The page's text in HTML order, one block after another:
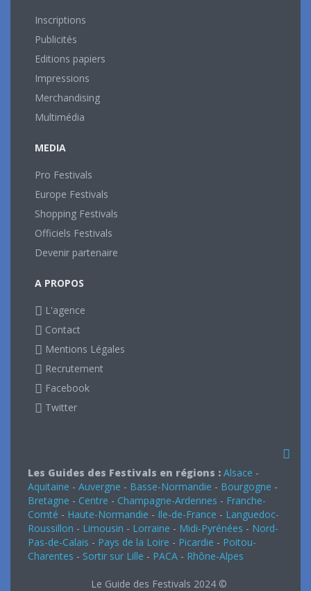
Inscriptions
Publicités
Editions papiers
Impressions
Merchandising
Multimédia
MEDIA
Pro Festivals
Europe Festivals
Shopping Festivals
Officiels Festivals
Devenir partenaire
A PROPOS
L'agence
Contact
Mentions Légales
Recrutement
Facebook
Twitter
Les Guides des Festivals en régions : Alsace -
Aquitaine - Auvergne - Basse-Normandie - Bourgogne -
Bretagne - Centre - Champagne-Ardennes - Franche-
Comté - Haute-Normandie - Ile-de-France - Languedoc-
Roussillon - Limousin - Lorraine - Midi-Pyrénées - Nord-
Pas-de-Calais - Pays de la Loire - Picardie - Poitou-
Charentes - Sortir sur Lille - PACA - Rhône-Alpes
Le Guide des Festivals 2024 ©